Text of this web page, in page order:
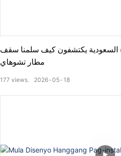
السعودية يكتشفون كيف سلمنا سقف
مطار تشوهاي
2026 05 18
177 views.